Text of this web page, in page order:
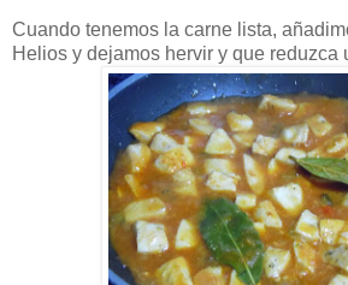
Cuando tenemos la carne lista,
Helios y dejamos hervir y que reduzca